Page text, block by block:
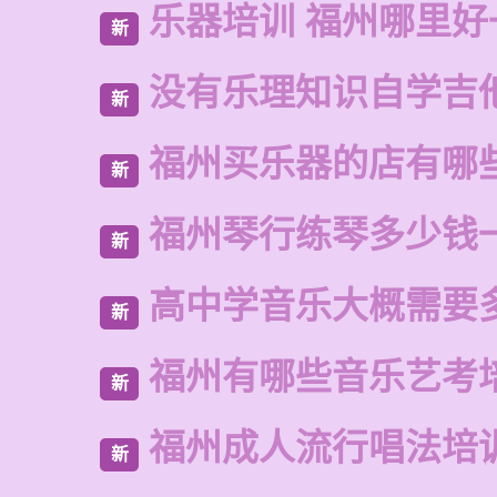
新 乐器培训 福州哪里
新 没有乐理知识自学吉
新 福州买乐器的店有哪
新 福州琴行练琴多少钱
新 高中学音乐大概需要
新 福州有哪些音乐艺考
新 福州成人流行唱法培